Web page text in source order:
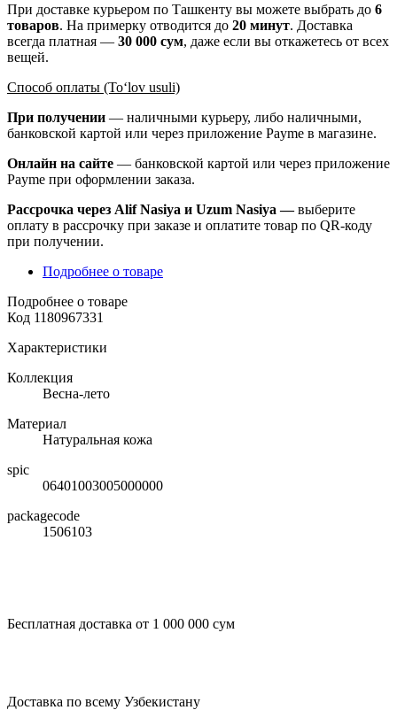
При доставке курьером по Ташкенту вы можете выбрать до 6
товаров. На примерку отводится до 20 минут. Доставка
всегда платная — 30 000 сум, даже если вы откажетесь от всех
вещей.
Способ оплаты (To‘lov usuli)
При получении — наличными курьеру, либо наличными,
банковской картой или через приложение Payme в магазине.
Онлайн на сайте — банковской картой или через приложение
Payme при оформлении заказа.
Рассрочка через Alif Nasiya и Uzum Nasiya —выберите
оплату в рассрочку при заказе и оплатите товар по QR-коду
при получении.
Подробнее о товаре
Подробнее о товаре
Код 1180967331
Характеристики
Коллекция
Весна-лето
Материал
Натуральная кожа
spic
06401003005000000
packagecode
1506103
Бесплатная доставка от 1 000 000 сум
Доставка по всему Узбекистану